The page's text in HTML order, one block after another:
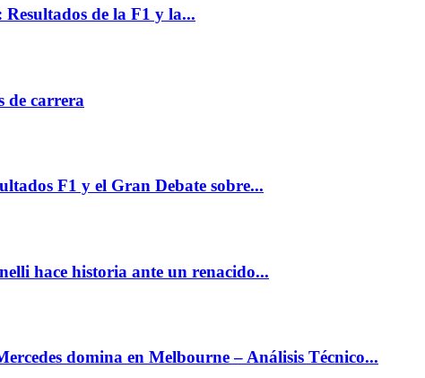
de la F1 y la...
de carrera
F1 y el Gran Debate sobre...
hace historia ante un renacido...
domina en Melbourne – Análisis Técnico...